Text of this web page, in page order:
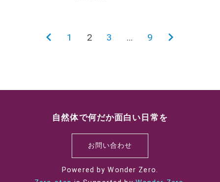
前
ジ
1 2 3 … 9
次
ジ
自然体で何だか面白い日常を
お問い合わせ
Powered by Wonder Zero.